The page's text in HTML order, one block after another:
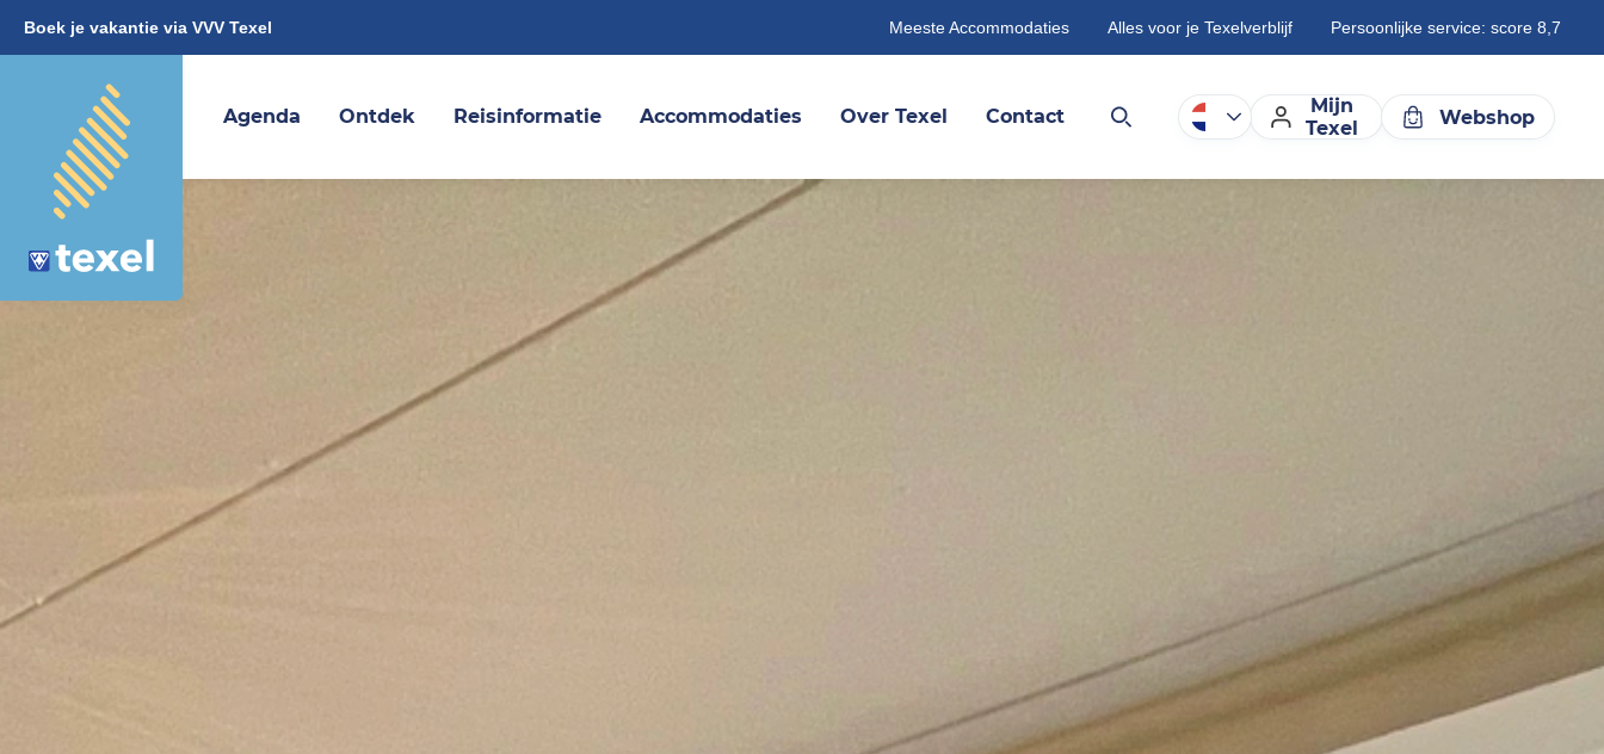
Boek je vakantie via VVV Texel Meeste Accommodaties Alles voor je Texelverblijf Persoonlijke service: score 8,7
Agenda Ontdek Reisinformatie Accommodaties Over Texel Contact
Mijn
Texel
Webshop